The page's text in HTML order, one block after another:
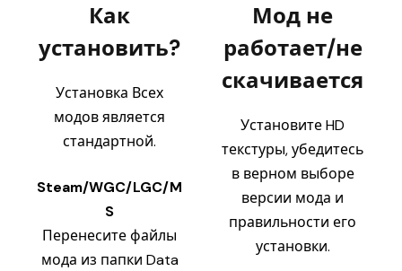
Как
установить?
Установка Всех
модов является
стандартной.
Steam/WGC/LGC/M
S
Перенесите файлы
мода из папки Data
Мод не
работает/не
скачивается
Установите HD
текстуры, убедитесь
в верном выборе
версии мода и
правильности его
установки.